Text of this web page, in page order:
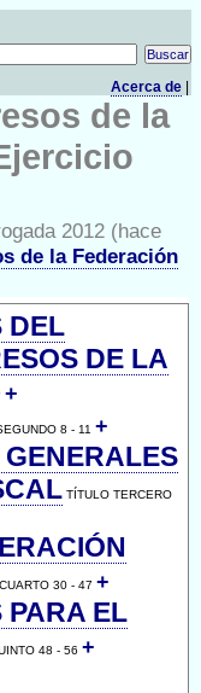
Acerca de
de la
2012 (hace
de la Federación
DEL
DE LA
+
8 - 11 +
TÍTULO TERCERO
30 - 47 +
PARA EL
48 - 56 +